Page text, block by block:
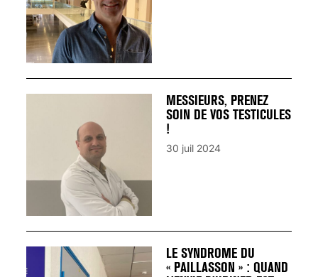
MESSIEURS, PRENEZ
SOIN DE VOS TESTICULES
!
30 juil 2024
LE SYNDROME DU
« PAILLASSON » : QUAND